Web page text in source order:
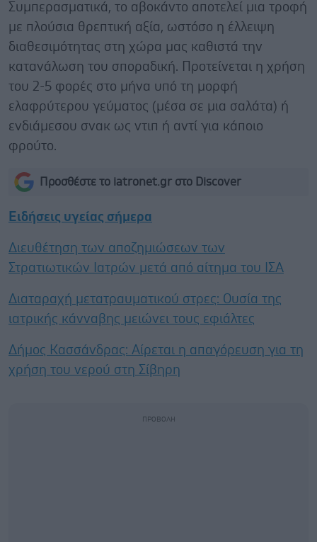
Συμπερασματικά, το αβοκάντο αποτελεί μια τροφή
με πλούσια θρεπτική αξία, ωστόσο η έλλειψη
διαθεσιμότητας στη χώρα μας καθιστά την
κατανάλωση του σποραδική. Προτείνεται η χρήση
του 2-5 φορές στο μήνα υπό τη μορφή
ελαφρύτερου γεύματος (μέσα σε μια σαλάτα) ή
ενδιάμεσου σνακ ως ντιπ ή αντί για κάποιο
φρούτο.
Προσθέστε το iatronet.gr στο Discover
Ειδήσεις υγείας σήμερα
Διευθέτηση των αποζημιώσεων των
Στρατιωτικών Ιατρών μετά από αίτημα του ΙΣΑ
Διαταραχή μετατραυματικού στρες: Ουσία της
ιατρικής κάνναβης μειώνει τους εφιάλτες
Δήμος Κασσάνδρας: Αίρεται η απαγόρευση για τη
χρήση του νερού στη Σίβηρη